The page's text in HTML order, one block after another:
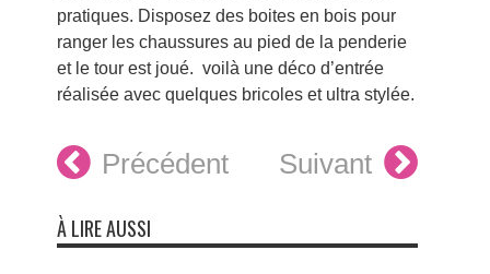
pratiques. Disposez des boites en bois pour
ranger les chaussures au pied de la penderie
et le tour est joué. voilà une déco d’entrée
réalisée avec quelques bricoles et ultra stylée.
Précédent Suivant
À LIRE AUSSI